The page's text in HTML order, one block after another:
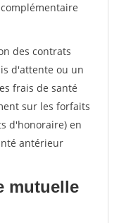
des contrats
d'attente ou un
frais de santé
sur les forfaits
d'honoraire) en
antérieur
mutuelle